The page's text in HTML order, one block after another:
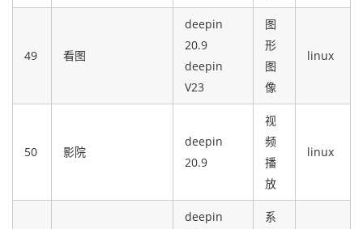
49 看图
deepin
20.9
deepin
V23
图
形
图
像
linux
50 影院
deepin
20.9
视
频
播
放
linux
deepin
系